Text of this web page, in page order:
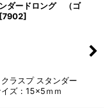
ダードロング （ゴ
[7902]
ラスプ スタンダー
ズ：15×5ｍｍ